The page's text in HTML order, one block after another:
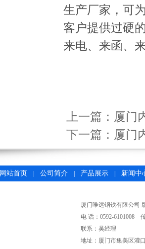
生产厂家，可
客户提供过硬
来电、来函、
上一篇： 厦门
下一篇： 厦门
网站首页 公司简介| 产品展示| 新闻中
厦门唯远钢铁有限公司
电 话：0592-6101008
联系：吴经理
地址：厦门市集美区灌